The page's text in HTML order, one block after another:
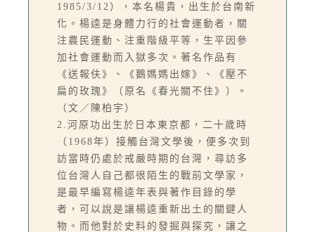
1985/3/12），本名楊貴，出生於台南新
化。楊逵是身體力行的社會運動者，關
注農民運動、注重階級平等，生平因參
加社會運動而入獄多次。著名作品有
《送報伕》、《鵝媽媽出嫁》、《壓不
扁的玫瑰》（原名《春光關不住》）。
（文／陳柏宇）
2.河原功出生於日本東京都，二十歲時
（1968年）接觸台灣文學後，便多次到
訪當時仍處於戒嚴時期的台灣，尋訪多
位台灣人自己都很陌生的戰前文學家，
是最早編寫楊逵年表與著作目錄的學
者，可以說是讓楊逵重新出土的關鍵人
物。而他對於史料的發掘與探究，讓之